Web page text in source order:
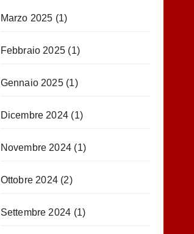
Marzo 2025 (1)
Febbraio 2025 (1)
Gennaio 2025(1)
Dicembre 2024 (1)
Novembre 2024 (1)
Ottobre 2024(2)
Settembre 2024 (1)